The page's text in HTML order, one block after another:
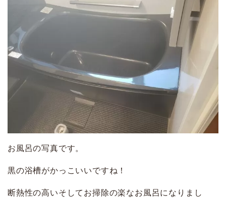
お風呂の写真です。
黒の浴槽がかっこいいですね！
断熱性の高いそしてお掃除の楽なお風呂になりまし